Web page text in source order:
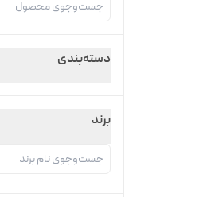
دسته‌بندی
برند